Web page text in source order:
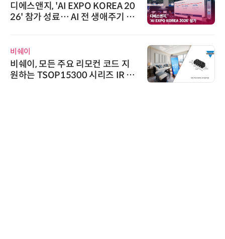
디에스앤지, 'AI EXPO KOREA 20
26' 참가 성료… AI 전 생애주기 아
비쉐이
비쉐이, 모든 주요 리모컨 코드 지
원하는 TSOP15300 시리즈 IR 수